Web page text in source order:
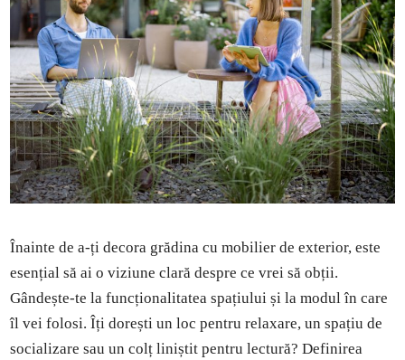
Înainte de a-ți decora grădina cu mobilier de exterior, este
esențial să ai o viziune clară despre ce vrei să obții.
Gândește-te la funcționalitatea spațiului și la modul în care
îl vei folosi. Îți dorești un loc pentru relaxare, un spațiu de
socializare sau un colț liniștit pentru lectură? Definirea